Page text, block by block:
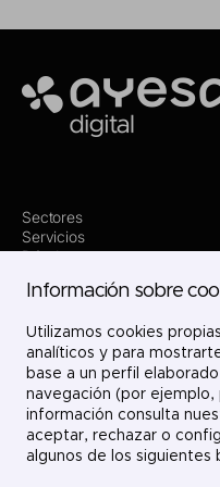
Ayesa
Sectores
Servicios
Dónde estamos
Proyectos
Únete
Contacto
LinkedIn
X
Instagram
YouTube
Información sobre
Utilizamos cookies
analíticos y para
base a un perfil
navegación (por ejemplo,
información consulta
aceptar, rechazar o
algunos de los siguientes